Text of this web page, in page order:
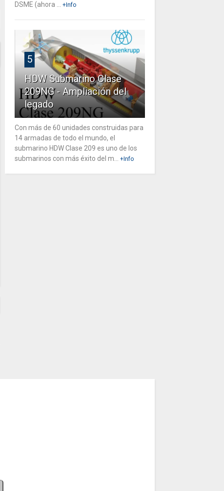
DSME (ahora ...
+Info
5
HDW Submarino Clase
209NG - Ampliación del
legado
Con más de 60 unidades construidas para
14 armadas de todo el mundo, el
submarino HDW Clase 209 es uno de los
submarinos con más éxito del m...
+Info